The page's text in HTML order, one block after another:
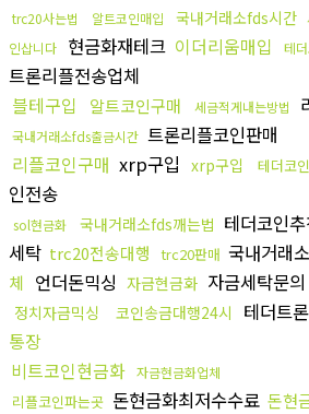
trc20사는법 알트코인매입 국내거래소fds시간
인삽니다
현금화재테크 이더리움매입 테
트론리플전송업체
블테구입
알트코인구매 세금적게내는방법
국내거래소fds출금시간 트론리플코인판매
리플코인구매 xrp구입 xrp구입 테더코
인전송
sol현금화 국내거래소fds깨는법 테더코인
세탁 trc20전송대행 trc20판매 국내거래
체 언더돈믹싱 자금현금화 자금세탁문의
정치자금믹싱 코인송금대행24시 테더트
통장
비트코인현금화 자금현금화업체
리플코인파는곳 돈현금화최저수수료 돈현